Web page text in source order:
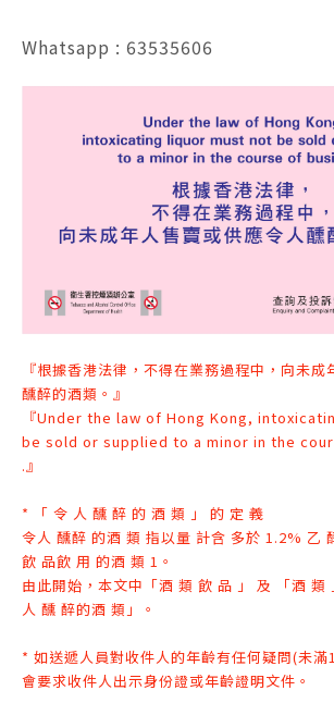
Whatsapp : 63535606
『根據香港法律，不得在業務過程中，向未
醺醉的酒類。』
『Under the law of Hong Kong,
be sold or supplied to a minor in the
.』
* 「 令 人 醺 醉 的 酒 類 」 的 定 義
令人 醺醉 的酒 類 指以量 計含 多於 1.2% 乙
飲 品飲 用 的酒 類 1。
由此開始，本文中「酒 類 飲 品 」 及 「酒 類
人 醺 醉的酒 類」。
* 如送遞人員對收件人的年齡有任何疑問(未
會要求收件人出示身份證或年齡證明文件 。